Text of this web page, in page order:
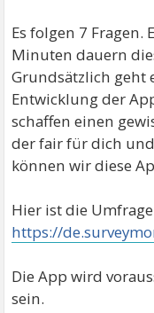
Es folgen 7 Fragen.
Minuten dauern
Grundsätzlich geht
Entwicklung der
schaffen einen
der fair für dich
können wir diese
Hier ist die
https://
Die App wird
sein.